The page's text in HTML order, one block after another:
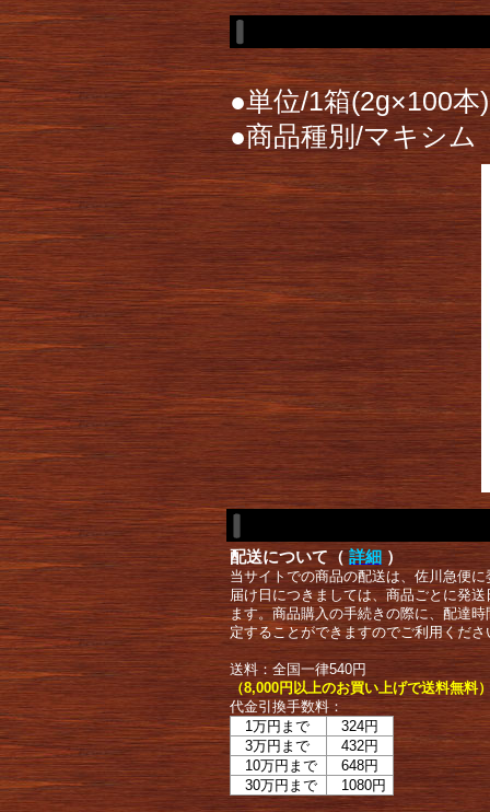
●単位/1箱(2g×100本)
●商品種別/マキシ
配送について（ 詳細 ）
当サイトでの商品の配送は、佐川急便
届け日につきましては、商品ごとに発
ます。商品購入の手続きの際に、配達
定することができますのでご利用くださ
送料：全国一律540円
（8,000円以上のお買い上げで送料無料
代金引換手数料：
1万円まで
324円
3万円まで
432円
10万円まで
648円
30万円まで
1080円